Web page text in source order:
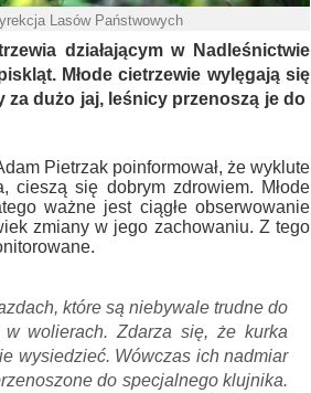
Lasów Państwowych
działającym w Nadleśnictwie
Młode cietrzewie wylęgają się
za dużo jaj, leśnicy przenoszą je do
Pietrzak poinformował, że wyklute
cieszą się dobrym zdrowiem. Młode
ważne jest ciągłe obserwowanie
zmiany w jego zachowaniu. Z tego
które są niebywale trudne do
wolierach. Zdarza się, że kurka
wysiedzieć. Wówczas ich nadmiar
do specjalnego klujnika.